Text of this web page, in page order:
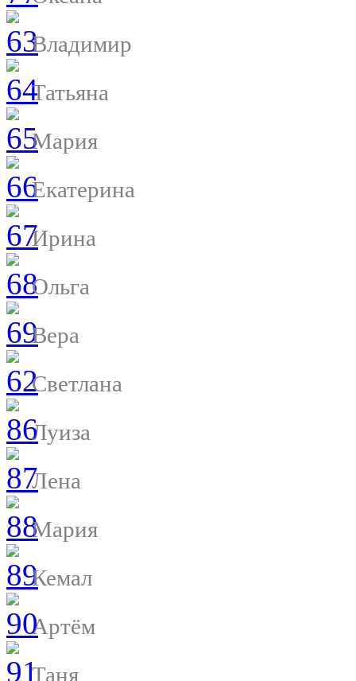
Владимир
Татьяна
Мария
Екатерина
Ирина
Ольга
Вера
Светлана
Луиза
Лена
Мария
Кемал
Артём
Таня